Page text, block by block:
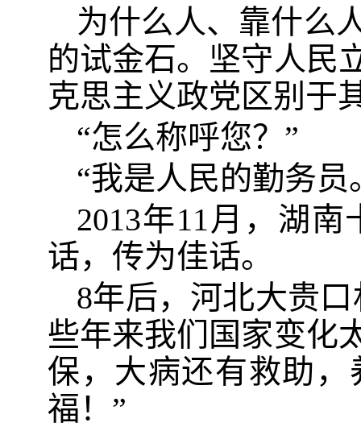
为什么人、靠什么
的试金石。坚守人民
克思主义政党区别于
“怎么称呼您？”
“我是人民的勤务员
2013年11月，湖
话，传为佳话。
8年后，河北大贵
些年来我们国家变化
保，大病还有救助
福！”